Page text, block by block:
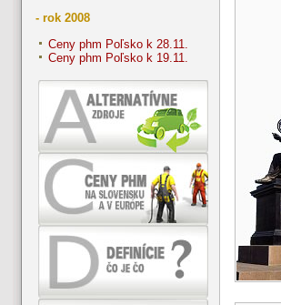
- rok 2008
Ceny phm Poľsko k 28.11.
Ceny phm Poľsko k 19.11.